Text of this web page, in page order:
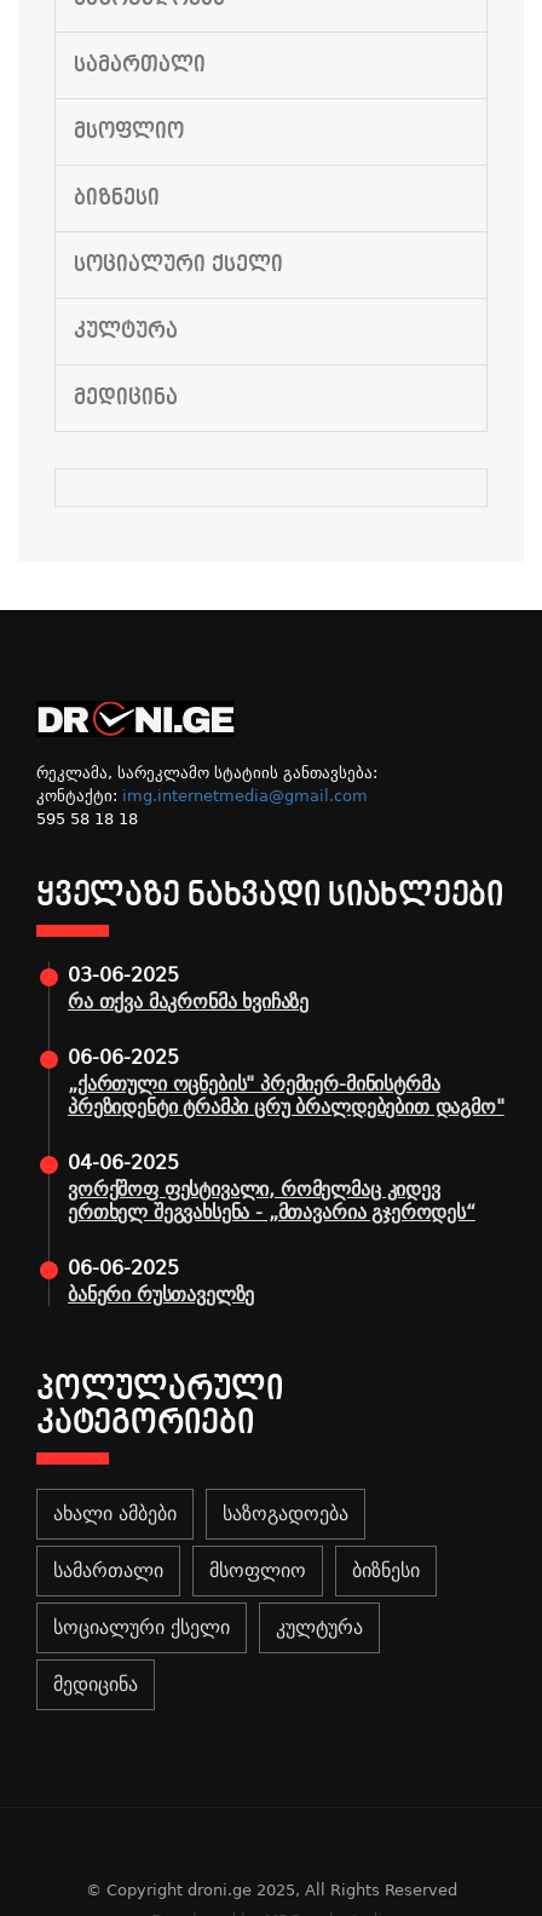
ᲡᲐᲛᲐᲠᲗᲐᲚᲘ
ᲛᲡᲝᲤᲚᲘᲝ
ᲑᲘᲖᲜᲔᲡᲘ
ᲡᲝᲪᲘᲐᲚᲣᲠᲘ ᲥᲡᲔᲚᲘ
ᲙᲣᲚᲢᲣᲠᲐ
ᲛᲔᲓᲘᲪᲘᲜᲐ
რეკლამა, სარეკლამო სტატიის განთავსება:
კონტაქტი: img.internetmedia@gmail.com
595 58 18 18
ᲧᲕᲔᲚᲐᲖᲔ ᲜᲐᲮᲕᲐᲓᲘ ᲡᲘᲐᲮᲚᲔᲔᲑᲘ
03-06-2025
რა თქვა მაკრონმა ხვიჩაზე
06-06-2025
„ქართული ოცნების" პრემიერ-მინისტრმა
პრეზიდენტი ტრამპი ცრუ ბრალდებებით დაგმო"
04-06-2025
ვორქშოფ ფესტივალი, რომელმაც კიდევ
ერთხელ შეგვახსენა - „მთავარია გჯეროდეს“
06-06-2025
ბანერი რუსთაველზე
ᲞᲝᲚᲣᲚᲐᲠᲣᲚᲘ
ᲙᲐᲢᲔᲒᲝᲠᲘᲔᲑᲘ
ახალი ამბები საზოგადოება
სამართალი მსოფლიო ბიზნესი
სოციალური ქსელი კულტურა
მედიცინა
© Copyright droni.ge 2025, All Rights Reserved